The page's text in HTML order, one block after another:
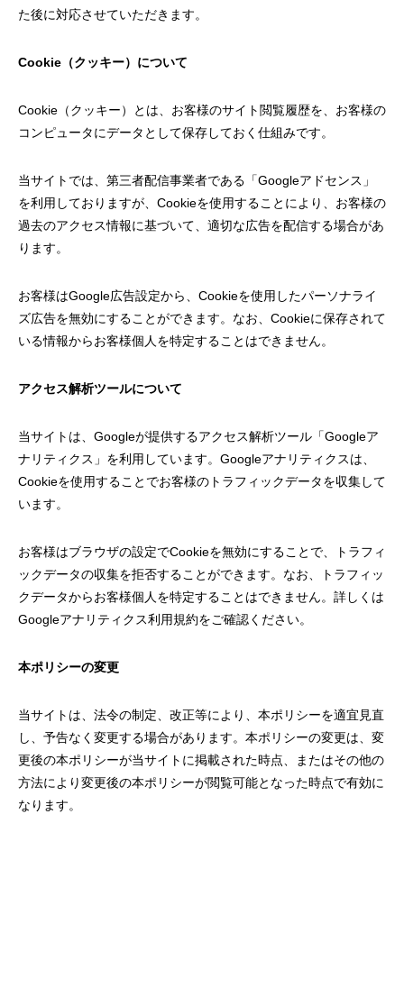
た後に対応させていただきます。
Cookie （クッキー）について
Cookie（クッキー）とは、お客様のサイト閲覧履歴を、お客様の
コンピュータにデータとして保存しておく仕組みです。
当サイトでは、第三者配信事業者である「Googleアドセンス」
を利用しておりますが、Cookieを使用することにより、お客様の
過去のアクセス情報に基づいて、適切な広告を配信する場合があ
ります。
お客様はGoogle広告設定から、Cookieを使用したパーソナライ
ズ広告を無効にすることができます。なお、Cookieに保存されて
いる情報からお客様個人を特定することはできません。
アクセス解析ツールについて
当サイトは、Googleが提供するアクセス解析ツール「Googleア
ナリティクス」を利用しています。Googleアナリティクスは、
Cookieを使用することでお客様のトラフィックデータを収集して
います。
お客様はブラウザの設定でCookieを無効にすることで、トラフィ
ックデータの収集を拒否することができます。なお、トラフィッ
クデータからお客様個人を特定することはできません。詳しくは
Googleアナリティクス利用規約をご確認ください。
本ポリシーの変更
当サイトは、法令の制定、改正等により、本ポリシーを適宜見直
し、予告なく変更する場合があります。本ポリシーの変更は、変
更後の本ポリシーが当サイトに掲載された時点、またはその他の
方法により変更後の本ポリシーが閲覧可能となった時点で有効に
なります。